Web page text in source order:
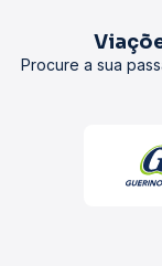
Procure a sua